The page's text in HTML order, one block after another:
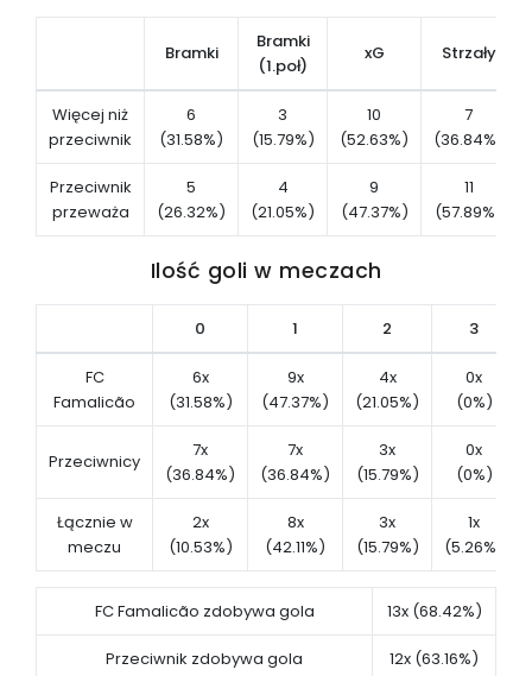
Bramki
Bramki
(1.poł)
xG Strzały
Więcej niż
przeciwnik
6
(31.58%)
3
(15.79%)
10
(52.63%)
7
(36.84%)
Przeciwnik
przeważa
5
(26.32%)
4
(21.05%)
9
(47.37%)
11
(57.89%)
Ilość goli w meczach
0 1 2 3
FC
Famalicão
6x
(31.58%)
9x
(47.37%)
4x
(21.05%)
0x
(0%)
Przeciwnicy
7x
(36.84%)
7x
(36.84%)
3x
(15.79%)
0x
(0%)
Łącznie w
meczu
2x
(10.53%)
8x
(42.11%)
3x
(15.79%)
1x
(5.26%)
FC Famalicão zdobywa gola 13x (68.42%)
Przeciwnik zdobywa gola 12x (63.16%)